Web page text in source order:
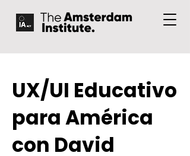
UX/UI Educativo
para América
con David